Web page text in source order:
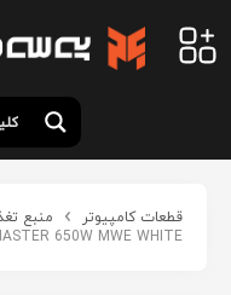
قطعات کامپیوتر منبع
650W MWE WHITE